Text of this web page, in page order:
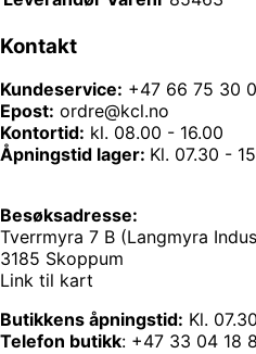
Kontakt
Kundeservice: +47 66 75 30
Epost: ordre@kcl.no
Kontortid: kl. 08.00 - 16.00
Åpningstid lager: Kl. 07.30 -
Besøksadresse:
Tverrmyra 7 B (Langmyra
3185 Skoppum
Link til kart
Butikkens åpningstid: Kl.
Telefon butikk: +47 33 04 18